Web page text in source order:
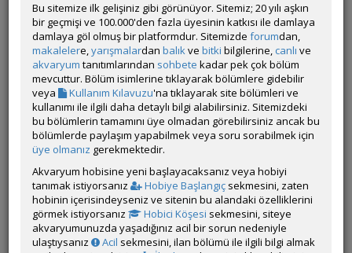
Gönderim Zamanı:01 Mayıs 2025 13:07
Bence ışık fazla gelmiş olabilir.
Beğenenler: Tataaa4325,
Teşekkür Edenler: Tataaa4325 ,
Üye imzalarını sadece giriş yapan üyelerimiz görebilir
ÖM
Tata
Çevrim Dışı
Gönderim Zamanı:01 Mayıs 2025 13:09
Bu sitemize ilk gelişiniz gibi görünüyor. Sitemiz; 20 yılı aşkın
bir geçmişi ve 100.000'den fazla üyesinin katkısı ile damlaya
damlaya göl olmuş bir platformdur. Sitemizde forumdan,
makalelere,yarışmalardan balıkve bitki bilgilerine, canlı ve
akvaryum tanıtımlarından sohbete kadar pek çok bölüm
mevcuttur. Bölüm isimlerine tıklayarak bölümlere gidebilir
veya
Kullanım Kılavuzu'na tıklayarak site bölümleri ve
kullanımı ile ilgili daha detaylı bilgi alabilirsiniz. Sitemizdeki
bu bölümlerin tamamını üye olmadan görebilirsiniz ancak bu
bölümlerde paylaşım yapabilmek veya soru sorabilmek için
üye olmanız gerekmektedir.
Akvaryum hobisine yeni başlayacaksanız veya hobiyi
tanımak istiyorsanız
Hobiye Başlangıç sekmesini, zaten
hobinin içerisindeyseniz ve sitenin bu alandaki özelliklerini
görmek istiyorsanız
Hobici Köşesi sekmesini, siteye
akvaryumunuzda yaşadığınız acil bir sorun nedeniyle
ulaştıysanız
Acil sekmesini, ilan bölümü ile ilgili bilgi almak